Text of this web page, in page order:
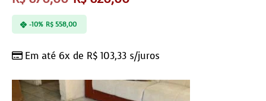
Em até 6x de R$ 103,33 s/juros
-10% R$558,00